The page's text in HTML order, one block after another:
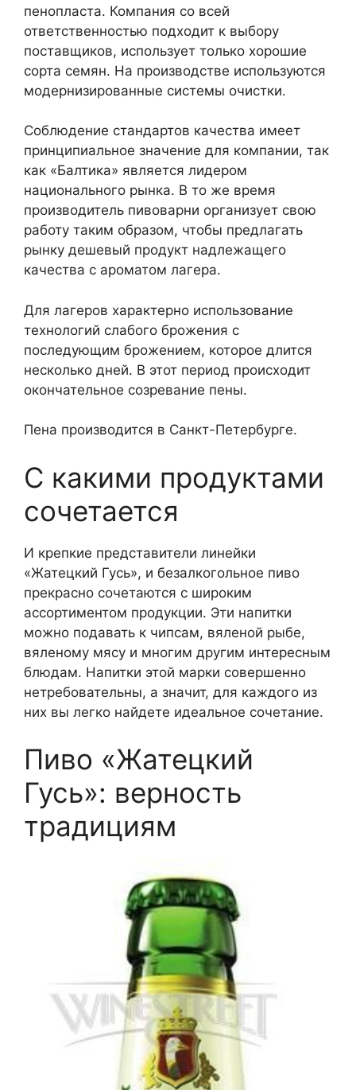
пенопласта. Компания со всей
ответственностью подходит к выбору
поставщиков, использует только хорошие
сорта семян. На производстве используются
модернизированные системы очистки.
Соблюдение стандартов качества имеет
принципиальное значение для компании, так
как «Балтика» является лидером
национального рынка. В то же время
производитель пивоварни организует свою
работу таким образом, чтобы предлагать
рынку дешевый продукт надлежащего
качества с ароматом лагера.
Для лагеров характерно использование
технологий слабого брожения с
последующим брожением, которое длится
несколько дней. В этот период происходит
окончательное созревание пены.
Пена производится в Санкт-Петербурге.
С какими продуктами
сочетается
И крепкие представители линейки
«Жатецкий Гусь», и безалкогольное пиво
прекрасно сочетаются с широким
ассортиментом продукции. Эти напитки
можно подавать к чипсам, вяленой рыбе,
вяленому мясу и многим другим интересным
блюдам. Напитки этой марки совершенно
нетребовательны, а значит, для каждого из
них вы легко найдете идеальное сочетание.
Пиво «Жатецкий
Гусь»: верность
традициям